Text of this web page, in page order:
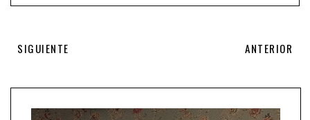
SIGUIENTE ANTERIOR